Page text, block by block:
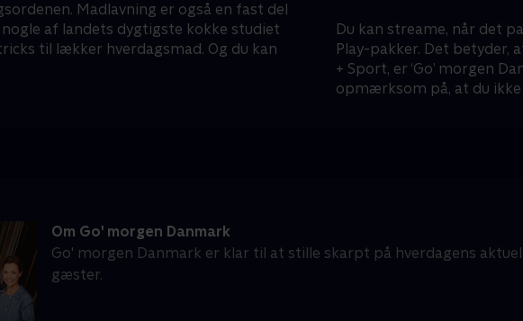
Madlavning er også en fast del
af landets dygtigste kokke studiet
til lækker hverdagsmad. Og du kan
Du kan streame, når det
Play-pakker. Det betyder,
+ Sport, er ‘Go’ morgen
opmærksom på, at du ikke
Om Go' morgen Danmark
Go' morgen Danmark er klar til at stille skarpt på hverdagens
gæster.